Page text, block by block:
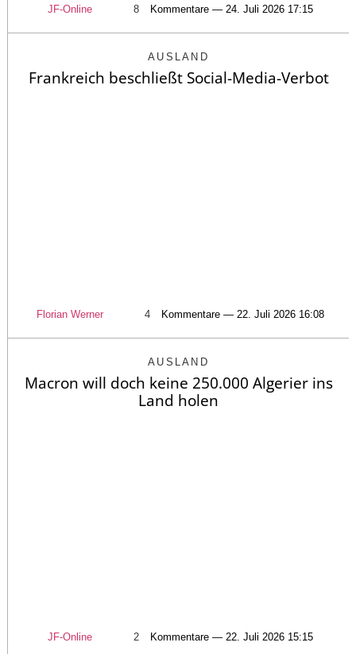
JF-Online 8 Kommentare — 24. Juli 2026 17:15
AUSLAND
Frankreich beschließt Social-Media-Verbot
Florian Werner 4 Kommentare — 22. Juli 2026 16:08
AUSLAND
Macron will doch keine 250.000 Algerier ins
Land holen
JF-Online 2 Kommentare — 22. Juli 2026 15:15